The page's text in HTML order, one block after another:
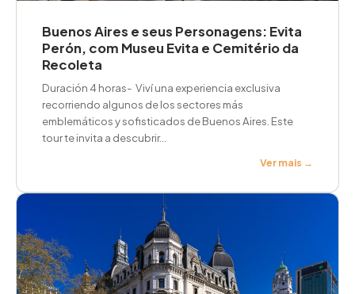
Buenos Aires e seus Personagens: Evita
Perón, com Museu Evita e Cemitério da
Recoleta
Duración 4 horas- Viví una experiencia exclusiva
recorriendo algunos de los sectores más
emblemáticos y sofisticados de Buenos Aires. Este
tour te invita a descubrir...
Ver mais →